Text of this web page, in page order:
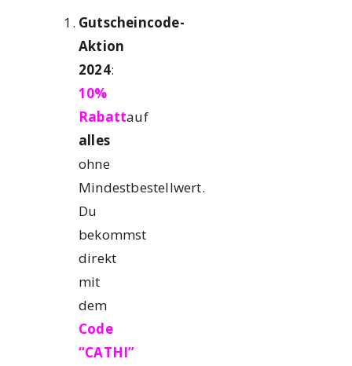
Gutscheincode-
Aktion
2024:
10%
Rabattauf
alles
ohne
Mindestbestellwert.
Du
bekommst
direkt
mit
dem
Code
“CATHI”